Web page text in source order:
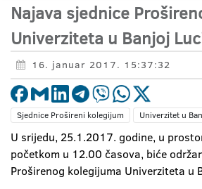
Najava sjednice
Univerziteta u Banjoj
16. januar 2017. 15:37:32
Sjednice Prošireni kolegijum Univerzitet u
U srijedu, 25.1.2017. godine, u
početkom u 12.00 časova, biće
Proširenog kolegijuma Univerziteta u